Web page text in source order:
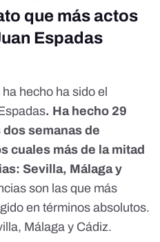
que más actos
Espadas
hecho ha sido el
. Ha hecho 29
semanas de
cuales más de la mitad
Sevilla, Málaga y
son las que más
en términos absolutos.
Málaga y Cádiz.